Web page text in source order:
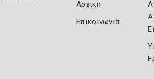
Αρχική
Επικοινωνία